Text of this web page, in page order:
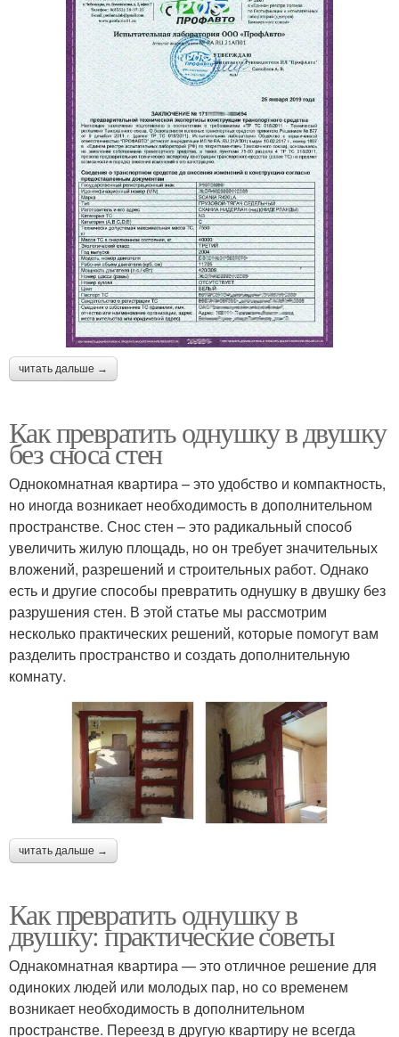
читать дальше →
Как превратить однушку в двушку
без сноса стен
Однокомнатная квартира – это удобство и компактность,
но иногда возникает необходимость в дополнительном
пространстве. Снос стен – это радикальный способ
увеличить жилую площадь, но он требует значительных
вложений, разрешений и строительных работ. Однако
есть и другие способы превратить однушку в двушку без
разрушения стен. В этой статье мы рассмотрим
несколько практических решений, которые помогут вам
разделить пространство и создать дополнительную
комнату.
читать дальше →
Как превратить однушку в
двушку: практические советы
Однакомнатная квартира — это отличное решение для
одиноких людей или молодых пар, но со временем
возникает необходимость в дополнительном
пространстве. Переезд в другую квартиру не всегда